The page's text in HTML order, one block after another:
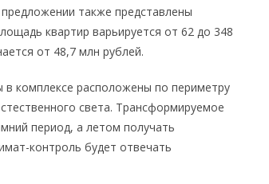
также представлены
квартир варьируется от 62 до 348
от 48,7 млн рублей.
в комплексе расположены по периметру
света. Трансформируемое
период, а летом получать
контроль будет отвечать